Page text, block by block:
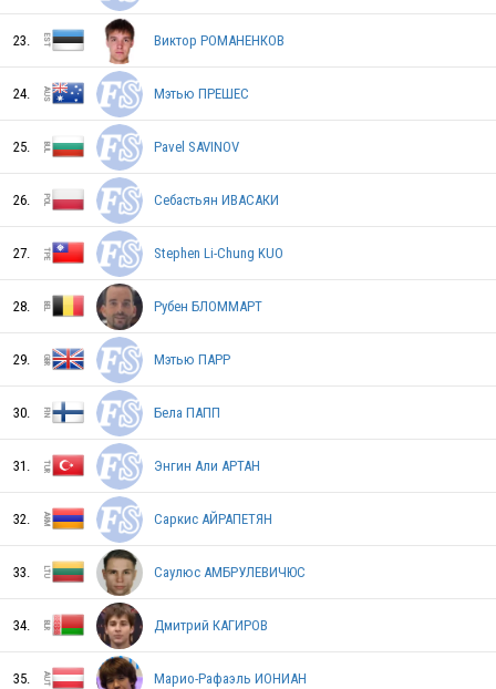
MEX
PHI
ISR
FIN
SLO
CRO
AND
BEL
23. Виктор РОМАНЕНКОВ
24. Мэтью ПРЕШЕС
25. Pavel SAVINOV
26. Себастьян ИВАСАКИ
27. Stephen Li-Chung KUO
28. Рубен БЛОММАРТ
29. Мэтью ПАРР
30. Бела ПАПП
31. Энгин Али АРТАН
32. Саркис АЙРАПЕТЯН
33. Саулюс АМБРУЛЕВИЧЮС
34. Дмитрий КАГИРОВ
35. Марио-Рафаэль ИОНИАН